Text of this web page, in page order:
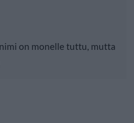
on monelle tuttu, mutta